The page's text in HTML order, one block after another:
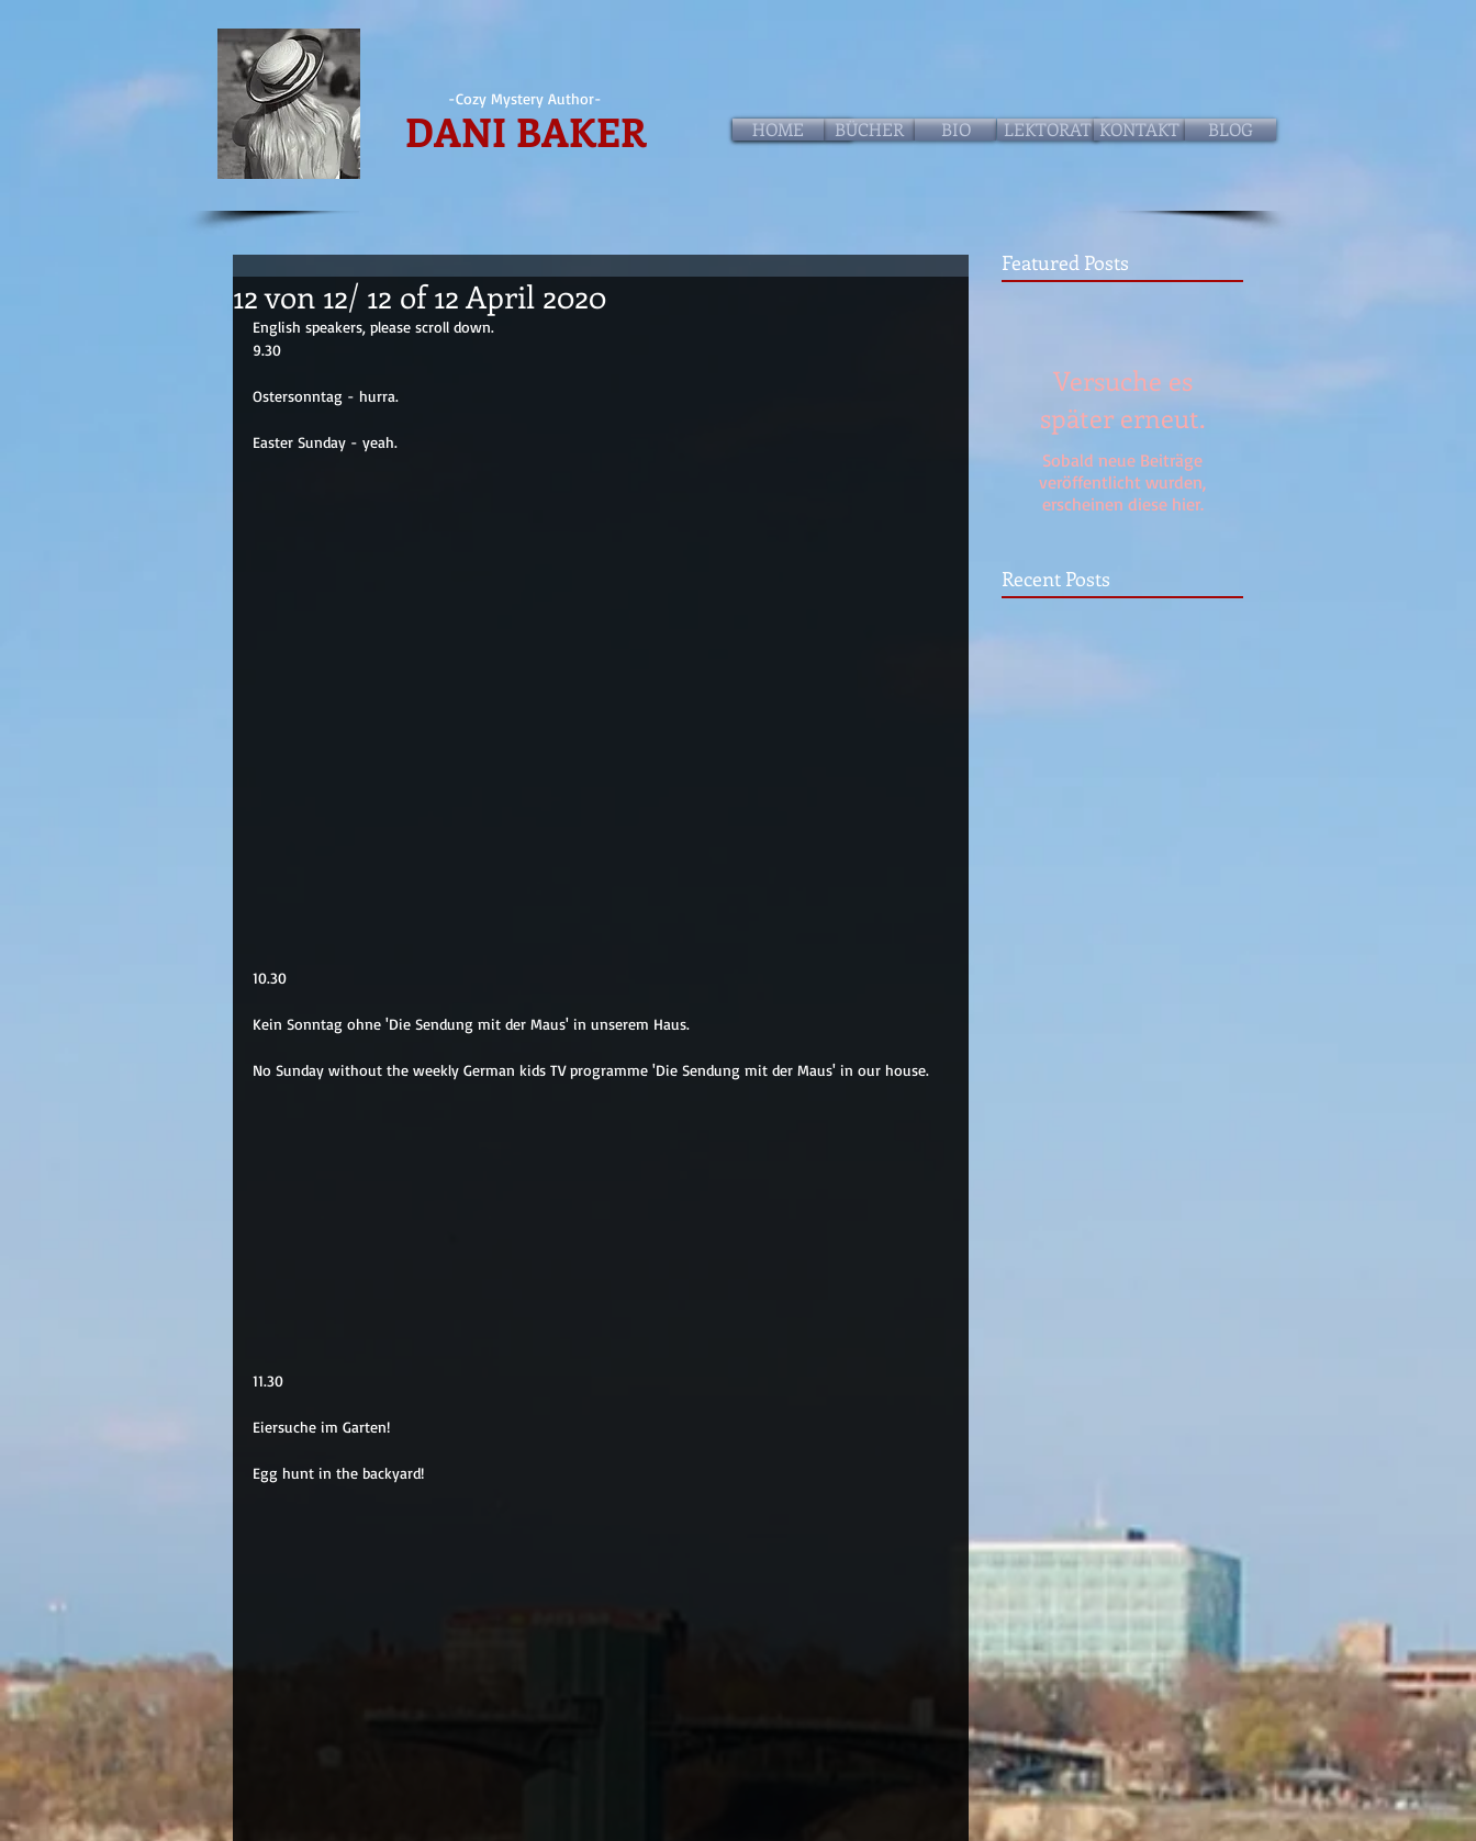
-Cozy Mystery Author-
DANI BAKER HOME BÜCHER
HOME BIO LEKTORAT KONTAKT BLOG
12 von 12/ 12 of 12 April 2020
English speakers, please scroll down.
9.30
Ostersonntag - hurra.
Easter Sunday - yeah.
10.30
Kein Sonntag ohne 'Die Sendung mit der Maus' in unserem Haus.
No Sunday without the weekly German kids TV programme 'Die Sendung mit der Maus' in our house.
11.30
Eiersuche im Garten!
Egg hunt in the backyard!
Featured Posts
Versuche es
später erneut.
Sobald neue Beiträge
veröffentlicht wurden,
erscheinen diese hier.
Recent Posts